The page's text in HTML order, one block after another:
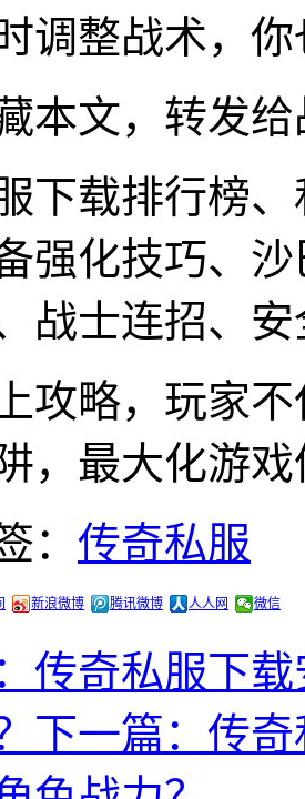
调整战术，
本文，转发
下载排行榜
强化技巧、
战士连招、
攻略，玩家
，最大化游
： 传奇私服
新浪微博 腾讯微博 人人网 微信
传奇私服下
下一篇：传